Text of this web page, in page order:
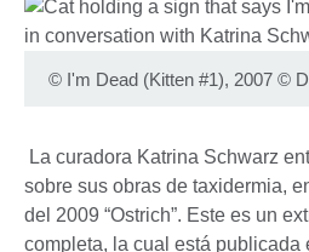
© I'm Dead (Kitten #1), 2007 ©
La curadora Katrina Schwarz
sobre sus obras de taxidermia,
del 2009 “Ostrich”. Este es un
completa, la cual está publicada